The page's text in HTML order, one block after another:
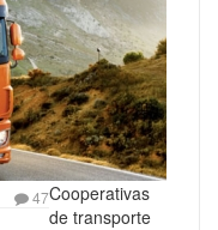
47Cooperativas
de transporte